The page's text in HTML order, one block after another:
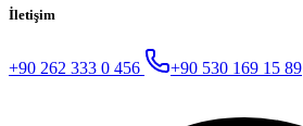
İletişim
+90 262 333 0 456 +90 530 169 15 89